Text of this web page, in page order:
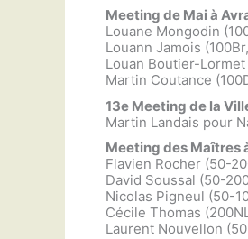
Meeting de Mai à
Louane Mongodin
Louann Jamois
Louan Boutier-Lormet
Martin Coutance
13e Meeting de la
Martin Landais pour
Meeting des Maîtres
Flavien Rocher (50-
David Soussal (50-
Nicolas Pigneul (50-
Cécile Thomas
Laurent Nouvellon